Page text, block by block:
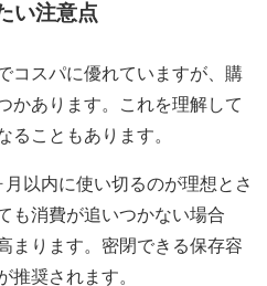
い注意点
コスパに優れていますが、購
かあります。これを理解して
ることもあります。
以内に使い切るのが理想とさ
も消費が追いつかない場合
まります。密閉できる保存容
推奨されます。